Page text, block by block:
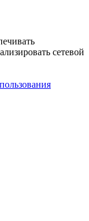
сетевой